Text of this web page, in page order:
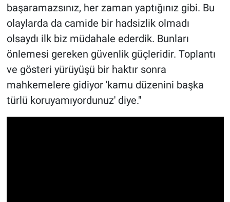
başaramazsınız, her zaman yaptığınız gibi. Bu
olaylarda da camide bir hadsizlik olmadı
olsaydı ilk biz müdahale ederdik. Bunları
önlemesi gereken güvenlik güçleridir. Toplantı
ve gösteri yürüyüşü bir haktır sonra
mahkemelere gidiyor 'kamu düzenini başka
türlü koruyamıyordunuz' diye."